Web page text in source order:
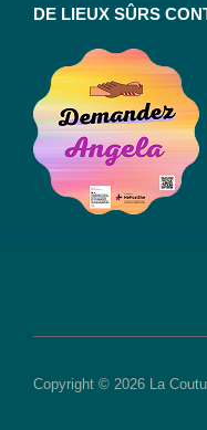
DE LIEUX SÛRS
Copyright © 2026 La